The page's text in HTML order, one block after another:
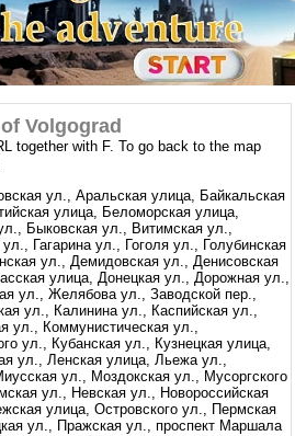
Volgograd
together with F. To go back to the map
ул., Аральская улица, Байкальская
улица, Беломорская улица,
Быковская ул., Витимская ул.,
Гагарина ул., Гоголя ул., Голубинская
ул., Демидовская ул., Денисовская
улица, Донецкая ул., Дорожная ул.,
ул., Желябова ул., Заводской пер.,
ул., Калинина ул., Каспийская ул.,
ул., Коммунистическая ул.,
ул., Кубанская ул., Кузнецкая улица,
ул., Ленская улица, Льежа ул.,
ул., Моздокская ул., Мусоргского
ул., Невская ул., Новороссийская
улица, Островского ул., Пермская
ул., Пражская ул., проспект Маршала